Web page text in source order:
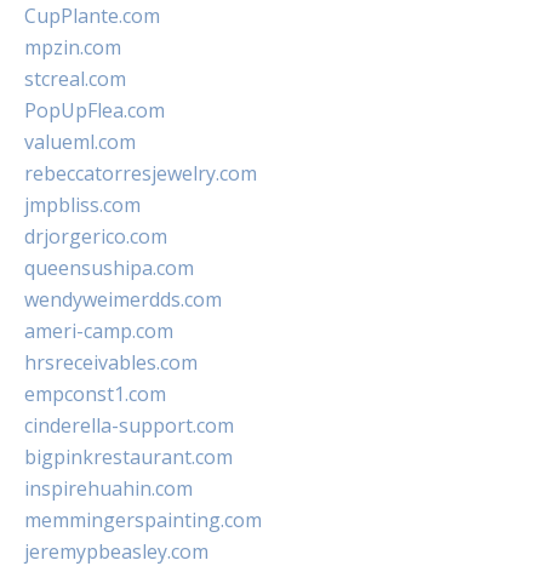
CupPlante.com
mpzin.com
stcreal.com
PopUpFlea.com
valueml.com
rebeccatorresjewelry.com
jmpbliss.com
drjorgerico.com
queensushipa.com
wendyweimerdds.com
ameri-camp.com
hrsreceivables.com
empconst1.com
cinderella-support.com
bigpinkrestaurant.com
inspirehuahin.com
memmingerspainting.com
jeremypbeasley.com